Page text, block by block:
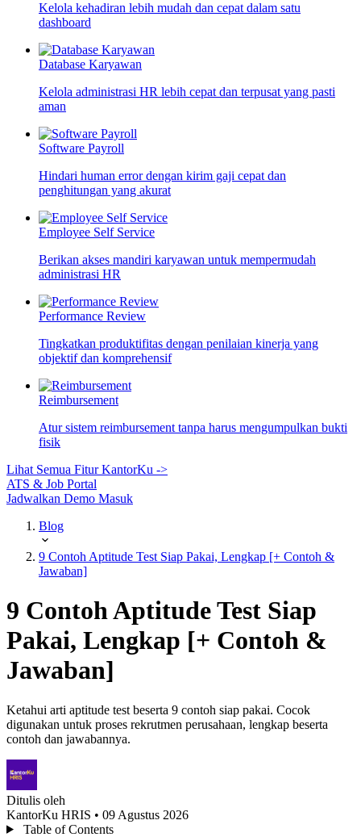
Kelola kehadiran lebih mudah dan cepat dalam satu
dashboard
Database Karyawan
Kelola administrasi HR lebih cepat dan terpusat yang pasti
aman
Software Payroll
Hindari human error dengan kirim gaji cepat dan
penghitungan yang akurat
Employee Self Service
Berikan akses mandiri karyawan untuk mempermudah
administrasi HR
Performance Review
Tingkatkan produktifitas dengan penilaian kinerja yang
objektif dan komprehensif
Reimbursement
Atur sistem reimbursement tanpa harus mengumpulkan bukti
fisik
Lihat Semua Fitur KantorKu ->
ATS & Job Portal
Jadwalkan Demo Masuk
Blog
9 Contoh Aptitude Test Siap Pakai, Lengkap [+ Contoh &
Jawaban]
9 Contoh Aptitude Test Siap
Pakai, Lengkap [+ Contoh &
Jawaban]
Ketahui arti aptitude test beserta 9 contoh siap pakai. Cocok
digunakan untuk proses rekrutmen perusahaan, lengkap beserta
contoh dan jawabannya.
Ditulis oleh
KantorKu HRIS • 09 Agustus 2026
Table of Contents